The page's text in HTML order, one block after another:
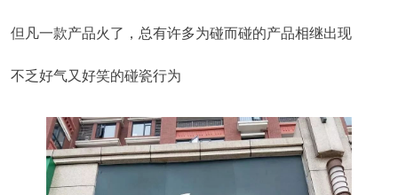
但凡一款产品火了，总有许多为碰而碰的产品相继出现
不乏好气又好笑的碰瓷行为